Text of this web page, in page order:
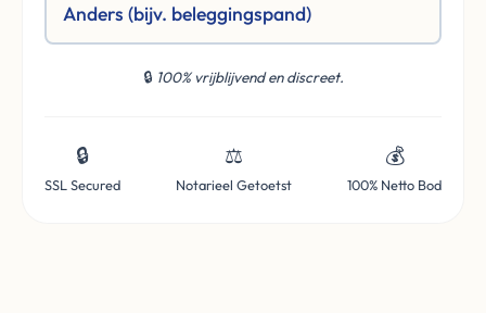
Anders (bijv. beleggingspand)
🔒 100% vrijblijvend en discreet.
🔒
SSL Secured
⚖️
Notarieel Getoetst
💰
100% Netto Bod